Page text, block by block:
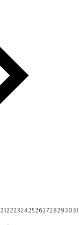
2122232425262728293031